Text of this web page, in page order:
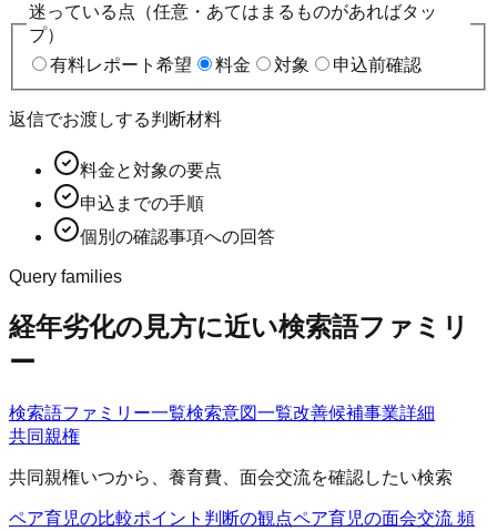
迷っている点（任意・あてはまるものがあればタッ
プ）
有料レポート希望
料金 対象 申込前確認
返信でお渡しする判断材料
料金と対象の要点
申込までの手順
個別の確認事項への回答
Query families
経年劣化の見方に近い検索語ファミリ
ー
検索語ファミリー一覧検索意図一覧改善候補事業詳細
共同親権
共同親権いつから、養育費、面会交流を確認したい検索
ペア育児の比較ポイント 判断の観点ペア育児の面会交流 頻